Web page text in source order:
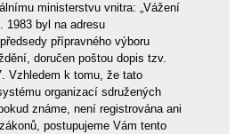
ministerstvu vnitra: „Vážení
1983 byl na adresu
přípravného výboru
doručen poštou dopis tzv.
Vzhledem k tomu, že tato
organizací sdružených
známe, není registrována ani
postupujeme Vám tento